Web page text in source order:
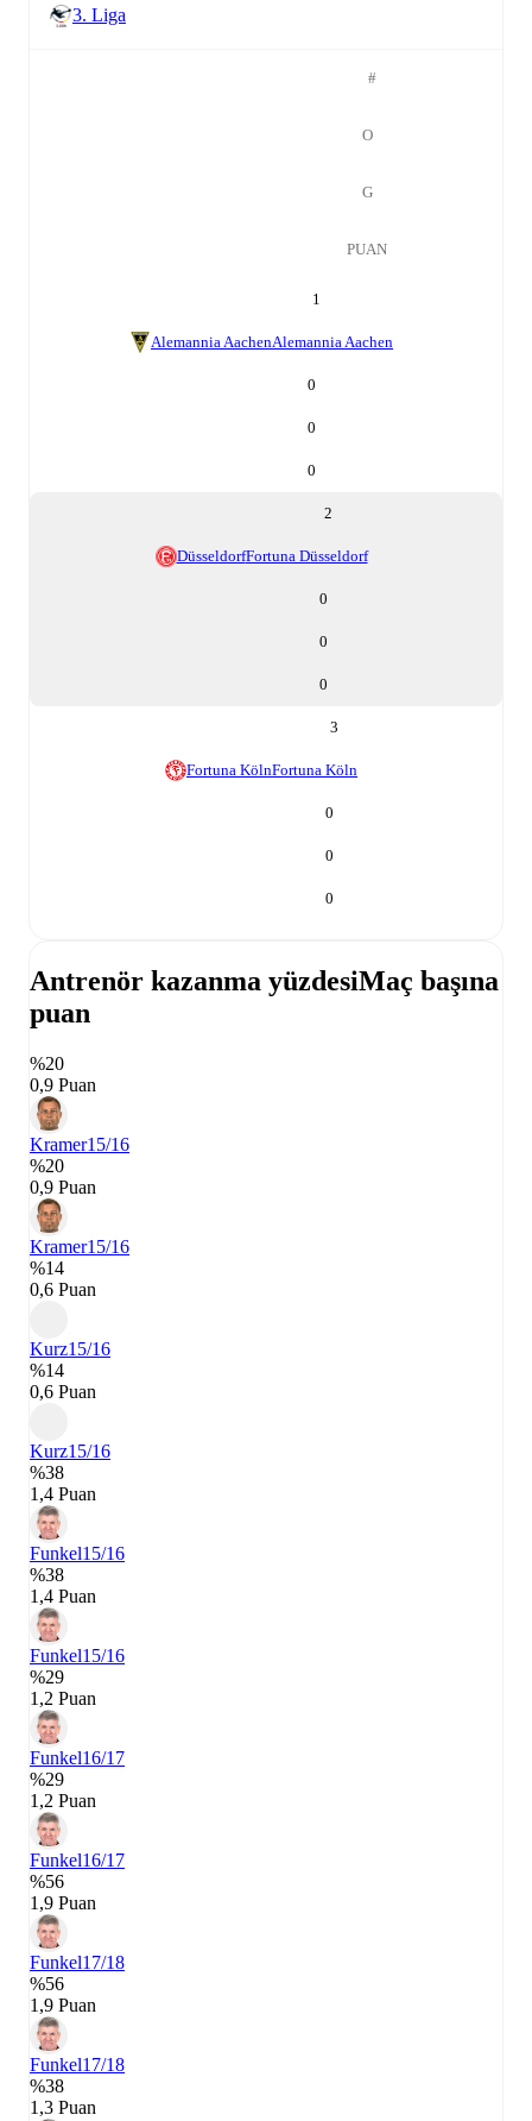
3. Liga
#
O
G
PUAN
1
Alemannia AachenAlemannia Aachen
0
0
0
2
DüsseldorfFortuna Düsseldorf
0
0
0
3
Fortuna KölnFortuna Köln
0
0
0
Antrenör kazanma yüzdesiMaç başına
puan
%20
0,9 Puan
Kramer15/16
%20
0,9 Puan
Kramer15/16
%14
0,6 Puan
Kurz15/16
%14
0,6 Puan
Kurz15/16
%38
1,4 Puan
Funkel15/16
%38
1,4 Puan
Funkel15/16
%29
1,2 Puan
Funkel16/17
%29
1,2 Puan
Funkel16/17
%56
1,9 Puan
Funkel17/18
%56
1,9 Puan
Funkel17/18
%38
1,3 Puan